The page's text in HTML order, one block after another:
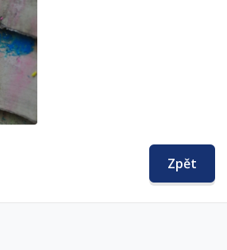
Zpět